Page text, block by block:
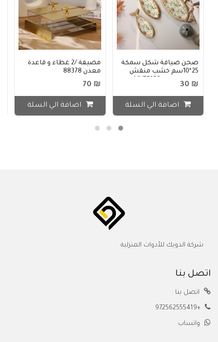
صحن ضيافة شكل سمكة
25*10سم خشب منقش
مرسم هندي MV7725B
₪ 30
اضافة الي السلة
مضيفة /2 غطاء و قاعدة
معدن 88378
₪ 70
اضافة الي السلة
شركة الدويك للأدوات المنزلية
اتصل بنا
اتصل بنا
+972562555419
واتساب